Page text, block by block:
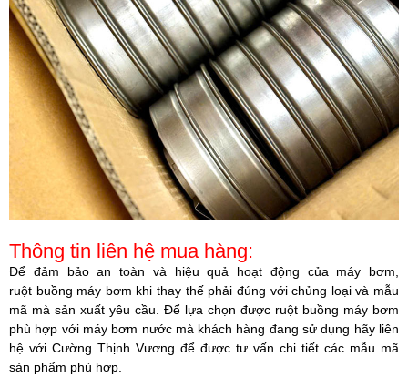
Thông tin liên hệ mua hàng:
Để đảm bảo an toàn và hiệu quả hoạt động của máy bơm,
ruột buồng máy bơm khi thay thế phải đúng với chủng loại và mẫu
mã mà sản xuất yêu cầu. Để lựa chọn được ruột buồng máy bơm
phù hợp với máy bơm nước mà khách hàng đang sử dụng hãy liên
hệ với Cường Thịnh Vương để được tư vấn chi tiết các mẫu mã
sản phẩm phù hợp.​